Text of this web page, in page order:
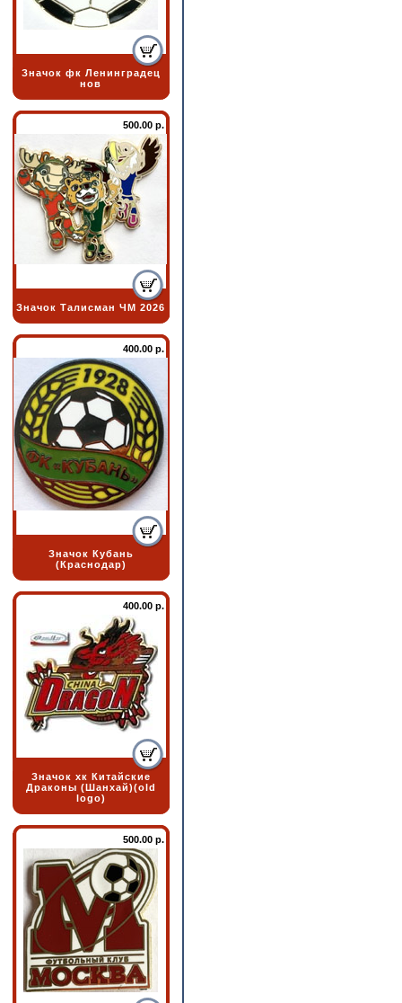
Значок фк Ленинградец
нов
500.00 р.
Значок Талисман ЧМ 2026
400.00 р.
Значок Кубань
(Краснодар)
400.00 р.
Значок хк Китайские
Драконы (Шанхай)(old
logo)
500.00 р.